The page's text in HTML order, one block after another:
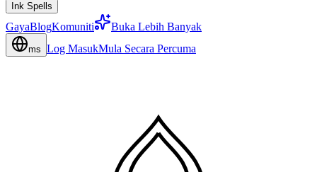
Ink Spells
GayaBlogKomuniti Buka Lebih Banyak
ms Log MasukMula Secara Percuma